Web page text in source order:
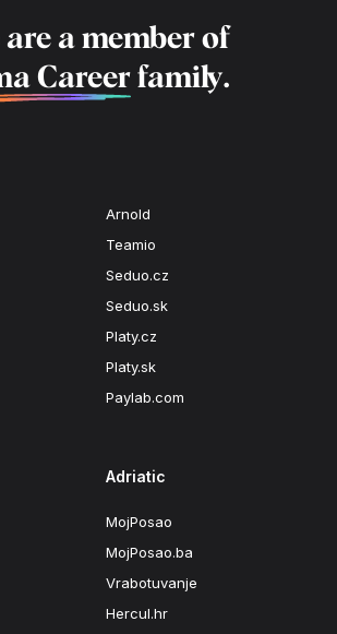
are a member of
Career family.
Arnold
Teamio
Seduo.cz
Seduo.sk
Platy.cz
Platy.sk
Paylab.com
Adriatic
MojPosao
MojPosao.ba
Vrabotuvanje
Hercul.hr